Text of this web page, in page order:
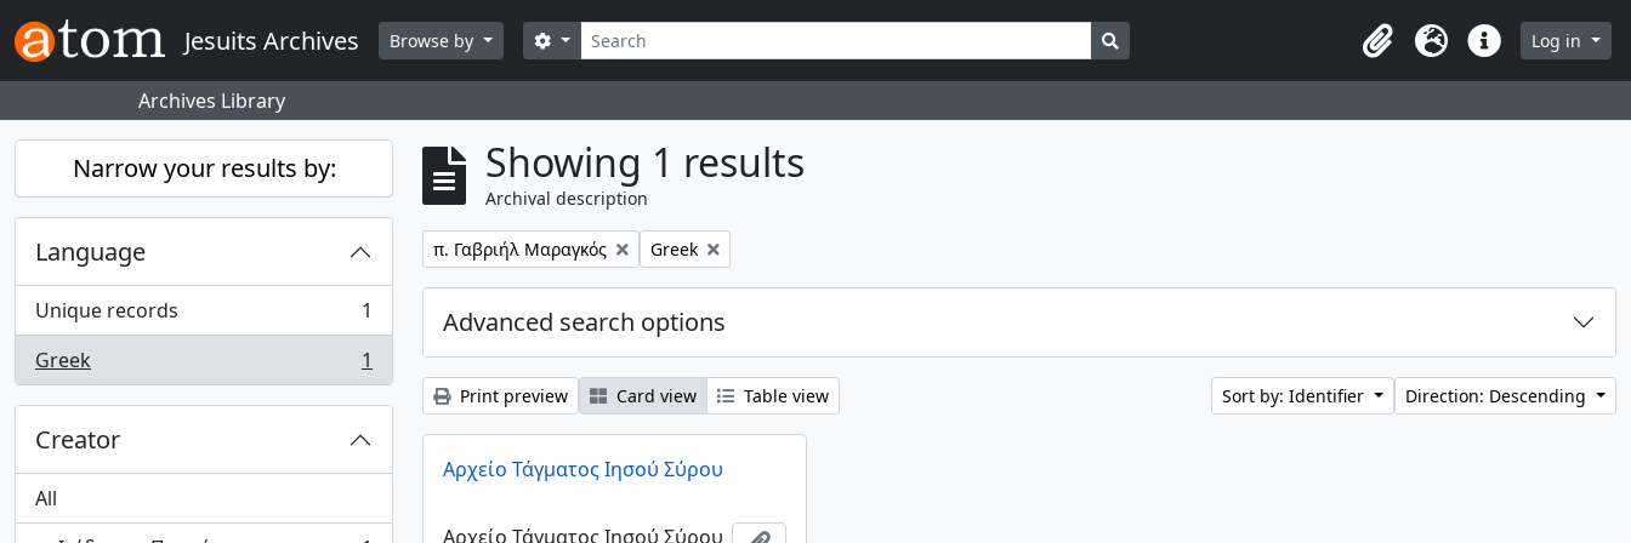
Skip to main content
Jesuits Archives Browse by Search
Search options
ClipboardLanguageQuick linksLog in
Archives Library
Narrow your results by:
Language
Unique records
, 1 results
1
Greek
, 1 results 1
Creator
All
Showing 1 results
Archival description
Remove filter:
π. Γαβριήλ Μαραγκός Remove filter:
Greek
Advanced search options
Print preview Card view Table view Sort by: Identifier Direction: Descending
Αρχείο Τάγματος Ιησού Σύρου
Αρχείο Τάγματος Ιησού Σύρου